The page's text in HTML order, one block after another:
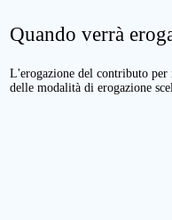
Quando verrà
L'erogazione del contributo per
delle modalità di erogazione